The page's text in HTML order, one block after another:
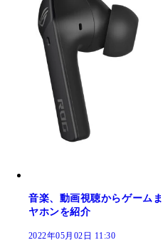
音楽、動画視聴からゲーム
ヤホンを紹介
2022年05月02日 11:30